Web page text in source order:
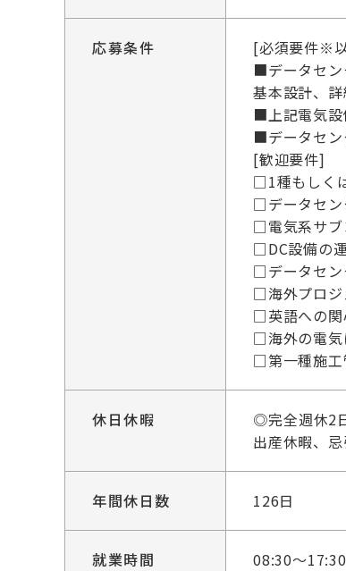
応募条件
[必須要件※
■データセン
基本設計、
■上記電気設
■データセン
[歓迎要件]
□1種もしく
□データセン
□電気系サブ
□DC設備の
□データセン
□海外プロジ
□英語への関
□海外の電気
□第一種施工
休日休暇
◎完全週休2
出産休暇、
年間休日数 126日
就業時間 08:30～17:30